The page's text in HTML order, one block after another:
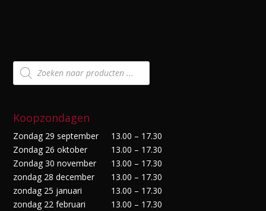
Producten
zoeken
Koopzondagen
Zondag 29 september
13.00 – 17.30
Zondag 26 oktober
13.00 – 17.30
Zondag 30 november
13.00 – 17.30
zondag 28 december
13.00 – 17.30
zondag 25 januari
13.00 – 17.30
zondag 22 februari
13.00 – 17.30